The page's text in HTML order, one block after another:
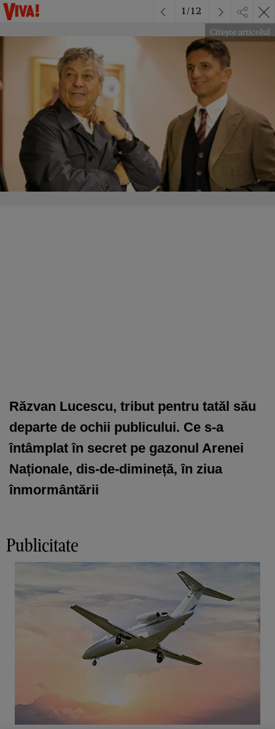
Răzvan Lucescu, tribut pentru tatăl său
departe de ochii publicului. Ce s-a
întâmplat în secret pe gazonul Arenei
Naționale, dis-de-dimineță, în ziua
înmormântării
Citește articolul
1/12
Publicitate